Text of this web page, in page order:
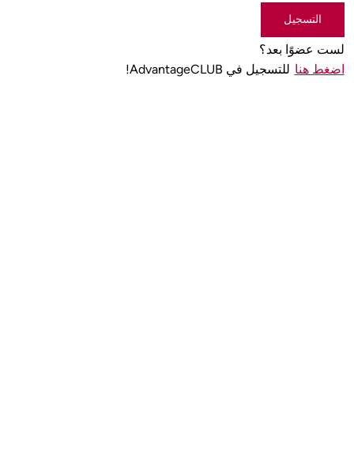
التسجيل
لست عضوًا بعد؟
اضغط هنا للتسجيل في AdvantageCLUB!